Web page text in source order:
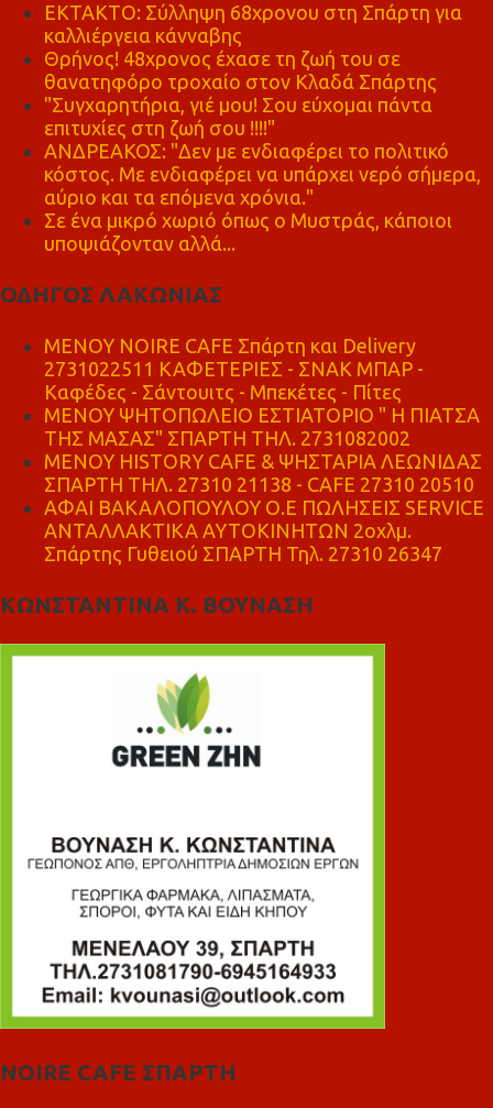
ΕΚΤΑΚΤΟ: Σύλληψη 68χρονου στη Σπάρτη για
καλλιέργεια κάνναβης
Θρήνος! 48χρονος έχασε τη ζωή του σε
θανατηφόρο τροχαίο στον Κλαδά Σπάρτης
"Συγχαρητήρια, γιέ μου! Σου εύχομαι πάντα
επιτυχίες στη ζωή σου !!!!"
ΑΝΔΡΕΑΚΟΣ: "Δεν με ενδιαφέρει το πολιτικό
κόστος. Με ενδιαφέρει να υπάρχει νερό σήμερα,
αύριο και τα επόμενα χρόνια."
Σε ένα μικρό χωριό όπως ο Μυστράς, κάποιοι
υποψιάζονταν αλλά...
ΟΔΗΓΟΣ ΛΑΚΩΝΙΑΣ
MENOY NOIRE CAFE Σπάρτη και Delivery
2731022511 ΚΑΦΕΤΕΡΙΕΣ - ΣΝΑΚ ΜΠΑΡ -
Καφέδες - Σάντουιτς - Μπεκέτες - Πίτες
ΜΕΝΟΥ ΨΗΤΟΠΩΛΕΙΟ ΕΣΤΙΑΤΟΡΙΟ " Η ΠΙΑΤΣΑ
ΤΗΣ ΜΑΣΑΣ" ΣΠΑΡΤΗ ΤΗΛ. 2731082002
ΜΕΝΟΥ HISTORY CAFE & ΨΗΣΤΑΡΙΑ ΛΕΩΝΙΔΑΣ
ΣΠΑΡΤΗ ΤΗΛ. 27310 21138 - CAFE 27310 20510
ΑΦΑΙ ΒΑΚΑΛΟΠΟΥΛΟΥ Ο.Ε ΠΩΛΗΣΕΙΣ SERVICE
ΑΝΤΑΛΛΑΚΤΙΚΑ ΑΥΤΟΚΙΝΗΤΩΝ 2οχλμ.
Σπάρτης Γυθειού ΣΠΑΡΤΗ Τηλ. 27310 26347
ΚΩΝΣΤΑΝΤΙΝΑ Κ. ΒΟΥΝΑΣΗ
NOIRE CAFE ΣΠΑΡΤΗ